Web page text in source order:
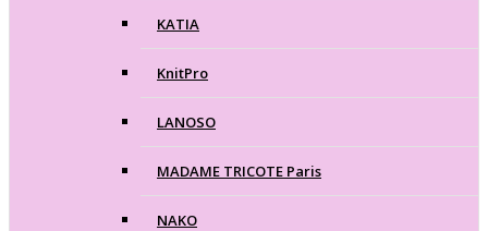
KATIA
KnitPro
LANOSO
MADAME TRICOTE Paris
NAKO